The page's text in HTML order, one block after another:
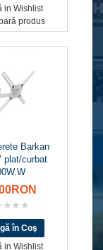
in Wishlist
produs
Barkan
plat/curbat
in Wishlist